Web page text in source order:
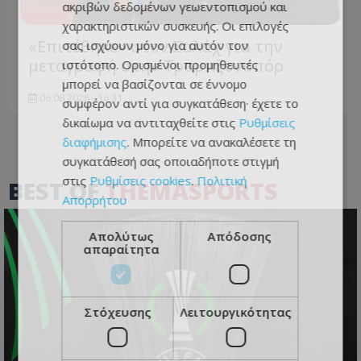
«Επιτέθηκε» στον Σαλάχ για την
μεταγραφή στην Τραμπζονσπόρ
06.08.2026 - 16:31
BEST OFTHEMASPORTS
ακριβών δεδομένων γεωεντοπισμού και
χαρακτηριστικών συσκευής. Οι επιλογές
σας ισχύουν μόνο για αυτόν τον
ιστότοπο. Ορισμένοι προμηθευτές
μπορεί να βασίζονται σε έννομο
συμφέρον αντί για συγκατάθεση· έχετε το
δικαίωμα να αντιταχθείτε στις Ρυθμίσεις
διαφήμισης. Μπορείτε να ανακαλέσετε τη
συγκατάθεσή σας οποιαδήποτε στιγμή
στις Ρυθμίσεις cookies. Πολιτική
Απορρήτου
Απολύτως
απαραίτητα
Απόδοσης
Στόχευσης Λειτουργικότητας